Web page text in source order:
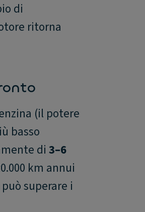
di
ritorna
(il potere
basso
di3–6
km annui
superare i